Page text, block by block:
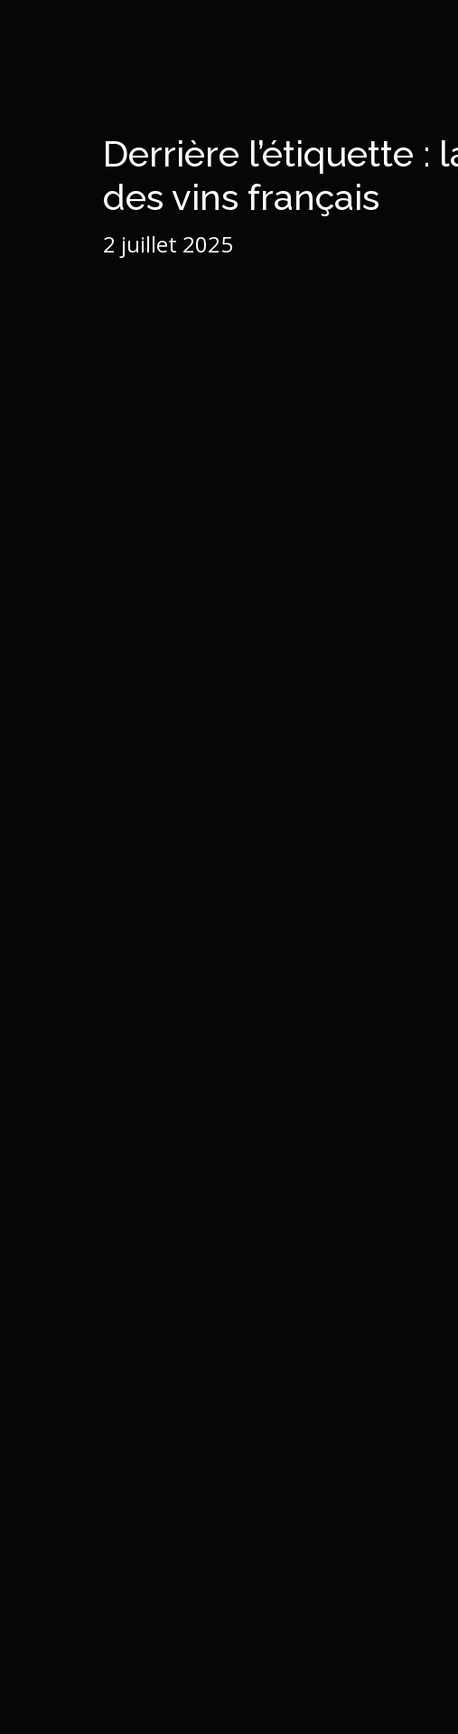
Derrière l’étiquette
des vins français
2 juillet 2025